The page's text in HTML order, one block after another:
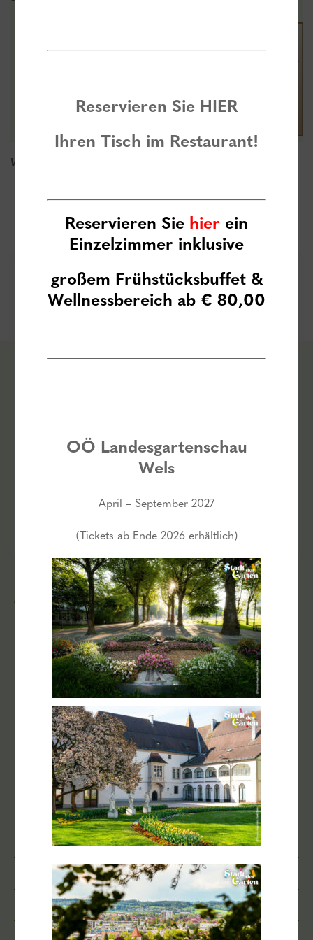
Wir freuen uns über Intiativbewerbungen!
NEWSLETTER
Keine Events mehr
Datenschutzbestimmungen
ABONNIEREN
AUSZEICHNUNGEN
Nach oben
RECHTLICHES
LEISTUNGEN
ÜBER DAS LANDHOTEL
Reservieren Sie HIER
Ihren Tisch im Restaurant!
Reservieren Sie hier ein
Einzelzimmer inklusive
großem Frühstücksbuffet &
Wellnessbereich ab € 80,00
OÖ Landesgartenschau
Wels
April – September 2027
(Tickets ab Ende 2026 erhältlich)